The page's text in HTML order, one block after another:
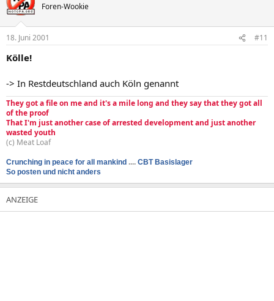
Foren-Wookie
18. Juni 2001 #11
Kölle!
-> In Restdeutschland auch Köln genannt
They got a file on me and it's a mile long and they say that they got all
of the proof
That I'm just another case of arrested development and just another
wasted youth
(c) Meat Loaf
Crunching in peace for all mankind .... CBT Basislager
So posten und nicht anders